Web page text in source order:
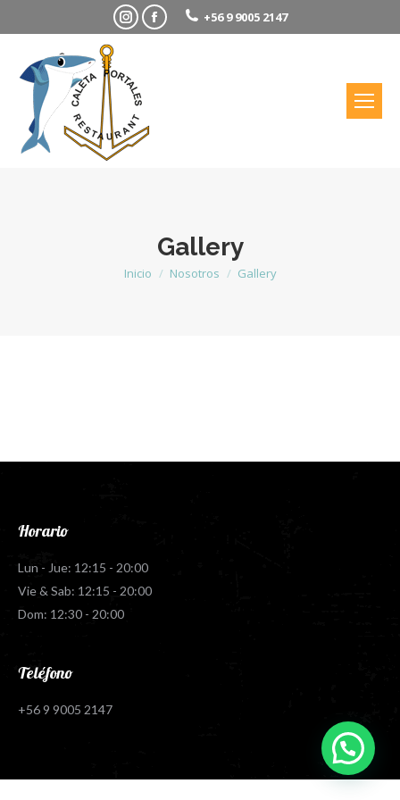
InstagramFacebook+56 9 9005 2147
Gallery
Estás aquí:
Inicio Nosotros Gallery
Horario
Lun - Jue: 12:15 - 20:00
Vie & Sab: 12:15 - 20:00
Dom: 12:30 - 20:00
Teléfono
+56 9 9005 2147